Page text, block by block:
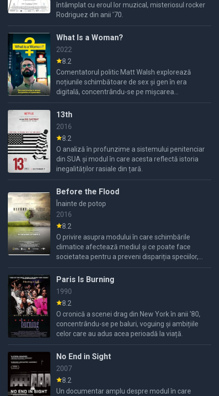
întâmplat cu eroul lor muzical, misteriosul rocker
Rodriguez din anii '70.
What Is a Woman?
2022
8.2
Comentatorul politic Matt Walsh explorează
noțiunile schimbătoare de sex și gen în era
digitală, concentrându-se pe mișcarea
drepturilor transgender și ceea ce înseamnă să
fii femeie în societatea
13th
2016
8.2
O analiză în profunzime a sistemului penitenciar
din SUA și modul în care acesta reflectă istoria
inegalităților rasiale din țară.
Before the Flood
Înainte de potop
2016
8.2
O privire asupra modului în care schimbările
climatice afectează mediul și ce poate face
societatea pentru a preveni dispariția speciilor,
ecosistemelor și comunităților native.
Paris Is Burning
1990
8.2
O cronică a scenei drag din New York în anii '80,
concentrându-se pe baluri, voguing și ambițiile
celor care au adus acea perioadă la viață.
No End in Sight
2007
8.2
Un documentar amplu despre modul în care